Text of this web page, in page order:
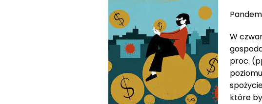
W
proc.
poziomu
które